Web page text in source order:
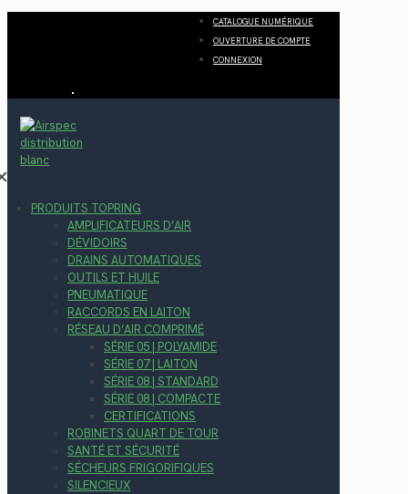
CATALOGUE NUMÉRIQUE
OUVERTURE DE COMPTE
CONNEXION
PRODUITS TOPRING
AMPLIFICATEURS D’AIR
DÉVIDOIRS
DRAINS AUTOMATIQUES
OUTILS ET HUILE
PNEUMATIQUE
RACCORDS EN LAITON
RÉSEAU D’AIR COMPRIMÉ
SÉRIE 05 | POLYAMIDE
SÉRIE 07 | LAITON
SÉRIE 08 | STANDARD
SÉRIE 08 | COMPACTE
CERTIFICATIONS
ROBINETS QUART DE TOUR
SANTÉ ET SÉCURITÉ
SÉCHEURS FRIGORIFIQUES
SILENCIEUX